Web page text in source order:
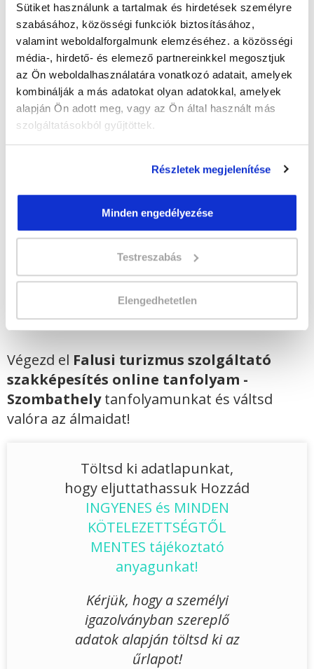
Sütiket használunk a tartalmak és hirdetések személyre
szabásához, közösségi funkciók biztosításához,
valamint weboldalforgalmunk elemzéséhez. a közösségi
média-, hirdető- és elemező partnereinkkel megosztjuk
az Ön weboldalhasználatára vonatkozó adatait, amelyek
kombinálják a más adatokat olyan adatokkal, amelyek
alapján Ön adott meg, vagy az Ön által használt más
szolgáltatásokból gyűjtöttek.
Részletek megjelenítése
Minden engedélyezése
Testreszabás
Elengedhetetlen
" B " csoport
Időtartam:2-3 hónap
Indulás időpontja:2026-09-25
hallgatónk részére ajándék Esküvőszervező
Lehet még jelentkezni?
Jelentkezem!
Végezd el Falusi turizmus szolgáltató
szakképesítés online tanfolyam -
Szombathelytanfolyamunkat és váltsd
valóra az álmaidat!
Töltsd ki adatlapunkat,
hogy eljuttathassuk Hozzád
INGYENES és MINDEN
KÖTELEZETTSÉGTŐL
MENTES tájékoztató
anyagunkat!
Kérjük, hogy a személyi
igazolványban szereplő
adatok alapján töltsd ki az
űrlapot!